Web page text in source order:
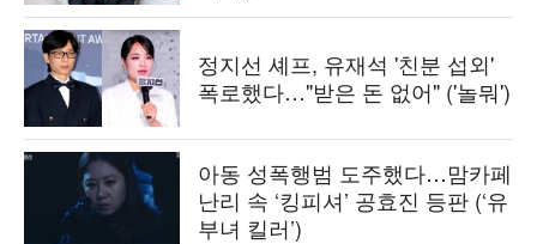
정지선 셰프, 유재석 '친분 섭외'
폭로했다…"받은 돈 없어" ('놀뭐')
아동 성폭행범 도주했다…맘카페
난리 속 ‘킹피셔’ 공효진 등판 (‘유
부녀 킬러’)